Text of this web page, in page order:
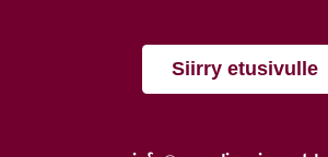
Siirry etusivulle